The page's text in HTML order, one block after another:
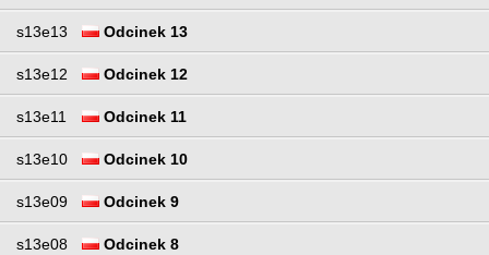
s13e13 Odcinek 13
s13e12 Odcinek 12
s13e11 Odcinek 11
s13e10 Odcinek 10
s13e09 Odcinek 9
s13e08 Odcinek 8